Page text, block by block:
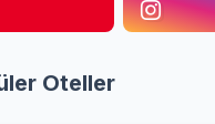
Oteller